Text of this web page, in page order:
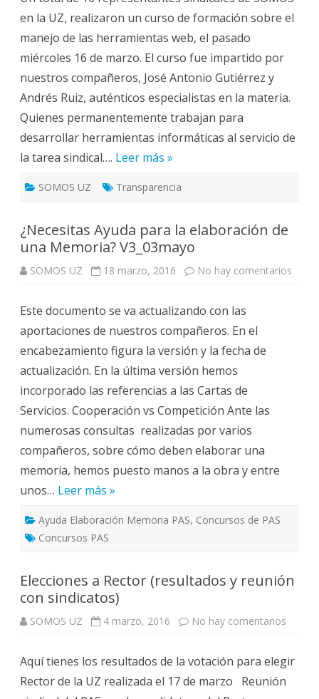
en la UZ, realizaron un curso de formación sobre el
manejo de las herramientas web, el pasado
miércoles 16 de marzo. El curso fue impartido por
nuestros compañeros, José Antonio Gutiérrez y
Andrés Ruiz, auténticos especialistas en la materia.
Quienes permanentemente trabajan para
desarrollar herramientas informáticas al servicio de
la tarea sindical…. Leer más »
SOMOS UZ Transparencia
¿Necesitas Ayuda para la elaboración de
una Memoria? V3_03mayo
SOMOS UZ 18 marzo, 2016 No hay comentarios
Este documento se va actualizando con las
aportaciones de nuestros compañeros. En el
encabezamiento figura la versión y la fecha de
actualización. En la última versión hemos
incorporado las referencias a las Cartas de
Servicios. Cooperación vs Competición Ante las
numerosas consultas realizadas por varios
compañeros, sobre cómo deben elaborar una
memoria, hemos puesto manos a la obra y entre
unos… Leer más »
Ayuda Elaboración Memoria PAS, Concursos de PAS
Concursos PAS
Elecciones a Rector (resultados y reunión
con sindicatos)
SOMOS UZ 4 marzo, 2016 No hay comentarios
y
Aquí tienes los resultados de la votación para elegir
Rector de la UZ realizada el 17 de marzo Reunión